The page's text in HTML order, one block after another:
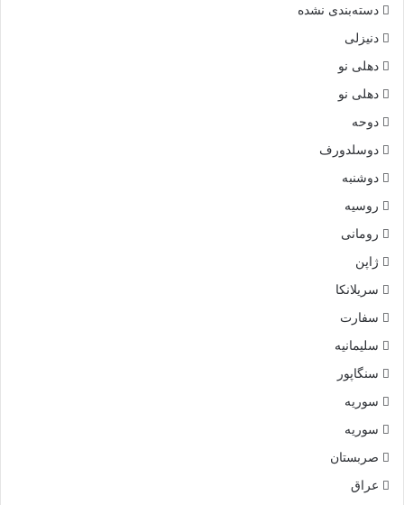
دسته‌بندی نشده
دنیزلی
دهلی نو
دهلی نو
دوحه
دوسلدورف
دوشنبه
روسیه
رومانی
ژاپن
سریلانکا
سفارت
سلیمانیه
سنگاپور
سوریه
سوریه
صربستان
عراق